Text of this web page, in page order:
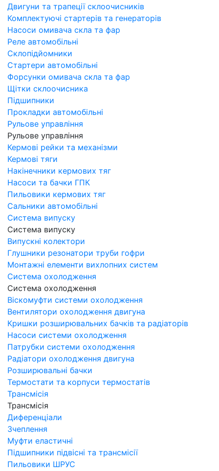
Двигуни та трапеції склоочисників
Комплектуючі стартерів та генераторів
Насоси омивача скла та фар
Реле автомобільні
Склопідйомники
Стартери автомобільні
Форсунки омивача скла та фар
Щітки склоочисника
Підшипники
Прокладки автомобільні
Рульове управління
Рульове управління
Кермові рейки та механізми
Кермові тяги
Накінечники кермових тяг
Насоси та бачки ГПК
Пильовики кермових тяг
Сальники автомобільні
Система випуску
Система випуску
Випускні колектори
Глушники резонатори труби гофри
Монтажні елементи вихлопних систем
Система охолодження
Система охолодження
Віскомуфти системи охолодження
Вентилятори охолодження двигуна
Кришки розширювальних бачків та радіаторів
Насоси системи охолодження
Патрубки системи охолодження
Радіатори охолодження двигуна
Розширювальні бачки
Термостати та корпуси термостатів
Трансмісія
Трансмісія
Диференціали
Зчеплення
Муфти еластичні
Підшипники підвісні та трансмісії
Пильовики ШРУС